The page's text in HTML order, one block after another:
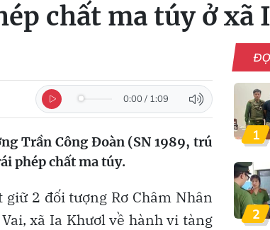
chất ma túy ở xã
0:00 / 1:09
Trần Công Đoàn (SN 1989, trú
phép chất ma túy.
2 đối tượng Rơ Châm Nhân
xã Ia Khươl về hành vi tàng
1
2